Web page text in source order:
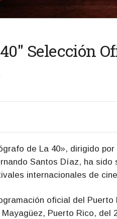
Selección
de La 40», dirigido
Santos Díaz, ha sido
internacionales de
oficial del Puerto
Puerto Rico, del